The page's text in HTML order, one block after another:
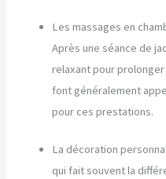
Les massages en
Après une séance de
relaxant pour
font généralement
pour ces prestations.
La décoration
qui fait souvent la